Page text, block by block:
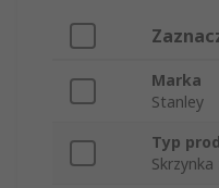
Marka
Stanley
Typ